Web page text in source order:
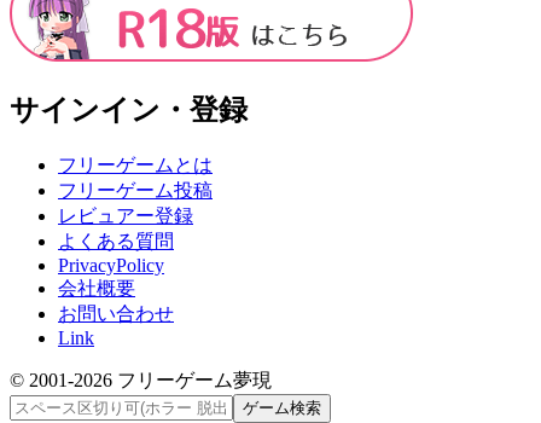
サインイン・登録
フリーゲームとは
フリーゲーム投稿
レビュアー登録
よくある質問
PrivacyPolicy
会社概要
お問い合わせ
Link
© 2001-2026 フリーゲーム夢現